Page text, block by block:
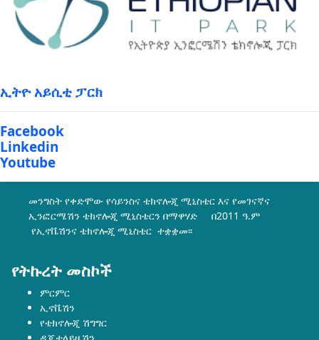
ኢትዮ አይሲቲ ፓርክ
Facebook
Linkedin
Youtube
መንግስት የቀድሞው የሳይንስና ቴክኖሎጂ ሚኒስቴር እና የመገናኛና
ኢንፎርሜሽን ቴክኖሎጂ ሚኒስቴርን በማዋሃድ በ2011 ዓ.ም
የኢኖቬሽንና ቴክኖሎጂ ሚኒስቴር ተቋቋመ፡፡
የትኩረት መስኮች
ምርምር
ኢኖቬሽን
የቴክኖሎጂ ሽግግር